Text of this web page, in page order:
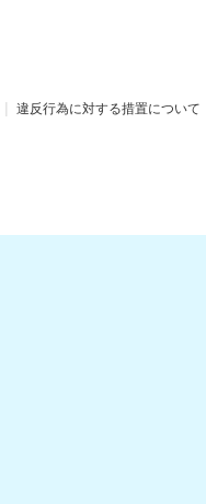
違反行為に対する措置について